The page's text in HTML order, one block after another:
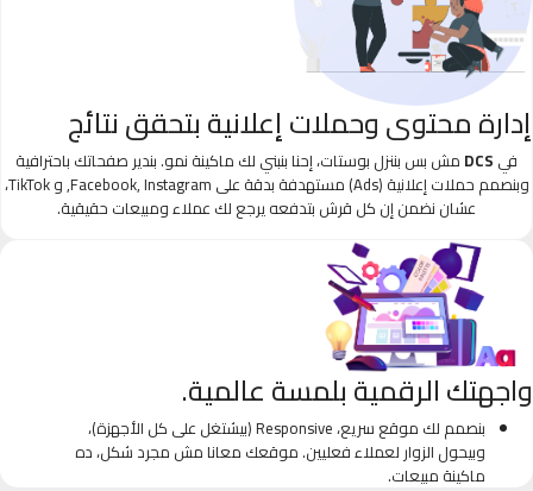
إدارة محتوى وحملات إعلانية بتحقق نتائج
في DCS مش بس بننزل بوستات، إحنا بنبني لك ماكينة نمو. بندير صفحاتك باحترافية
وبنصمم حملات إعلانية (Ads) مستهدفة بدقة على Facebook, Instagram, و TikTok،
عشان نضمن إن كل قرش بتدفعه يرجع لك عملاء ومبيعات حقيقية.
واجهتك الرقمية بلمسة عالمية.
بنصمم لك موقع سريع، Responsive (بيشتغل على كل الأجهزة)،
وبيحول الزوار لعملاء فعليين. موقعك معانا مش مجرد شكل، ده
ماكينة مبيعات.